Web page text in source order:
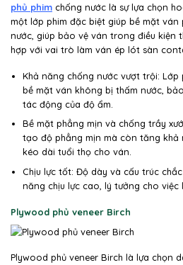
phủ phim chống nước là sự lựa chọn
một lớp phim đặc biệt giúp bề mặt ván
nước, giúp bảo vệ ván trong điều kiện
hợp với vai trò làm ván ép lót sàn
Khả năng chống nước vượt trội: Lớp
bề mặt ván không bị thấm nước,
tác động của độ ẩm.
Bề mặt phẳng mịn và chống trầy
tạo độ phẳng mịn mà còn tăng khả
kéo dài tuổi thọ cho ván.
Chịu lực tốt: Độ dày và cấu trúc
năng chịu lực cao, lý tưởng cho việc
Plywood phủ veneer Birch
Plywood phủ veneer Birch là lựa chọn